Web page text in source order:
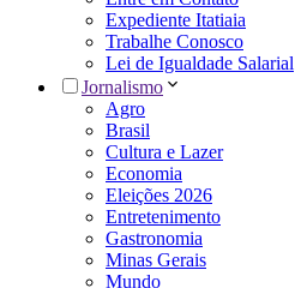
Expediente Itatiaia
Trabalhe Conosco
Lei de Igualdade Salarial
Jornalismo
Agro
Brasil
Cultura e Lazer
Economia
Eleições 2026
Entretenimento
Gastronomia
Minas Gerais
Mundo